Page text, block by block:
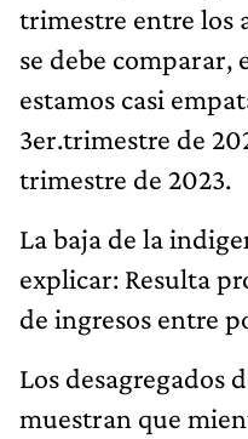
trimestre entre los
se debe comparar,
estamos casi
3er.trimestre de
trimestre de 2023.
La baja de la
explicar: Resulta
de ingresos entre
Los desagregados
muestran que